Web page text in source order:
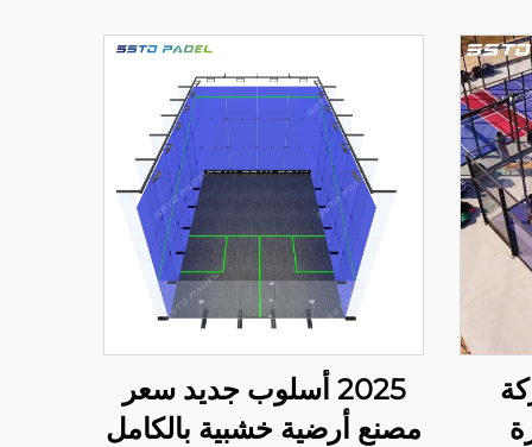
2025 أسلوب جديد سعر
مصنع أرضية خشبية بالكامل